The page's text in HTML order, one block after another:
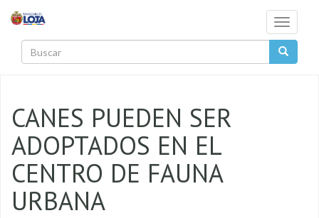
Toggle
CANES PUEDEN SER
ADOPTADOS EN EL
CENTRO DE FAUNA
URBANA